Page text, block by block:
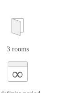
3 rooms
∞